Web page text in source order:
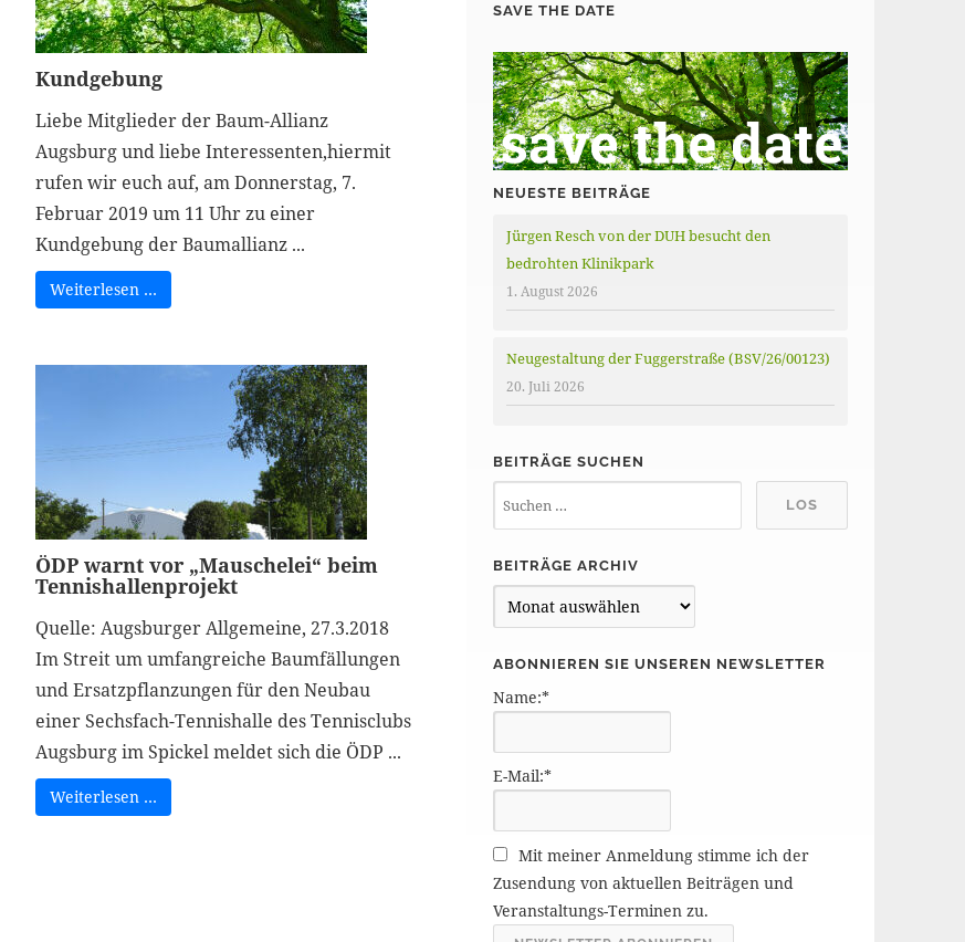
Kundgebung
Liebe Mitglieder der Baum-Allianz
Augsburg und liebe Interessenten,hiermit
rufen wir euch auf, am Donnerstag, 7.
Februar 2019 um 11 Uhr zu einer
Kundgebung der Baumallianz ...
Weiterlesen …
ÖDP warnt vor „Mauschelei“ beim
Tennishallenprojekt
Quelle: Augsburger Allgemeine, 27.3.2018
Im Streit um umfangreiche Baumfällungen
und Ersatzpflanzungen für den Neubau
einer Sechsfach-Tennishalle des Tennisclubs
Augsburg im Spickel meldet sich die ÖDP ...
Weiterlesen …
SAVE THE DATE
NEUESTE BEITRÄGE
Jürgen Resch von der DUH besucht den
bedrohten Klinikpark
1. August 2026
Neugestaltung der Fuggerstraße (BSV/26/00123)
20. Juli 2026
BEITRÄGE SUCHEN
BEITRÄGE ARCHIV
e
r
e
r
c
h
i
ABONNIEREN SIE UNSEREN NEWSLETTER
Name:*
E-Mail:*
Mit meiner Anmeldung stimme ich der
Zusendung von aktuellen Beiträgen und
Veranstaltungs-Terminen zu.